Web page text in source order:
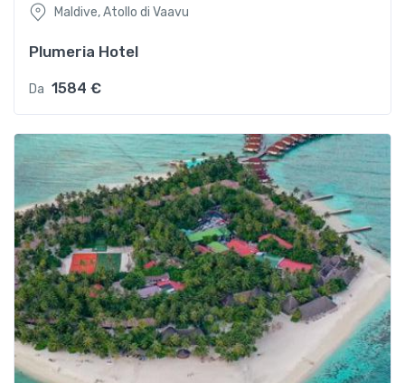
Maldive, Atollo di Vaavu
Plumeria Hotel
Da 1584 €